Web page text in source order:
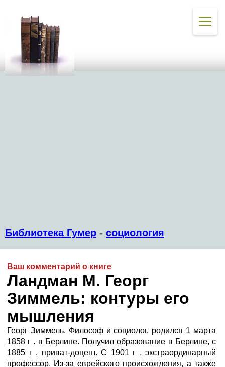
Библиотека Гумер - социология
Ваш комментарий о книге
Ландман М. Георг
Зиммель: контуры его
мышления
Георг Зиммель. Философ и социолог, родился 1 марта
1858 г . в Берлине. Получил образование в Берлине, с
1885 г . приват-доцент. С 1901 г . экстраординарный
профессор. Из-за еврейского происхождения, а также